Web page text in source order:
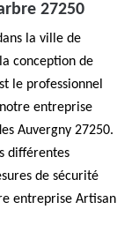
27250
la ville de
conception de
le professionnel
entreprise
Auvergny 27250.
différentes
de sécurité
entreprise Artisan